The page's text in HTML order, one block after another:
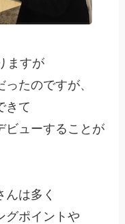
ますが
たのですが、
きて
ビューすることが
は多く
グポイントや